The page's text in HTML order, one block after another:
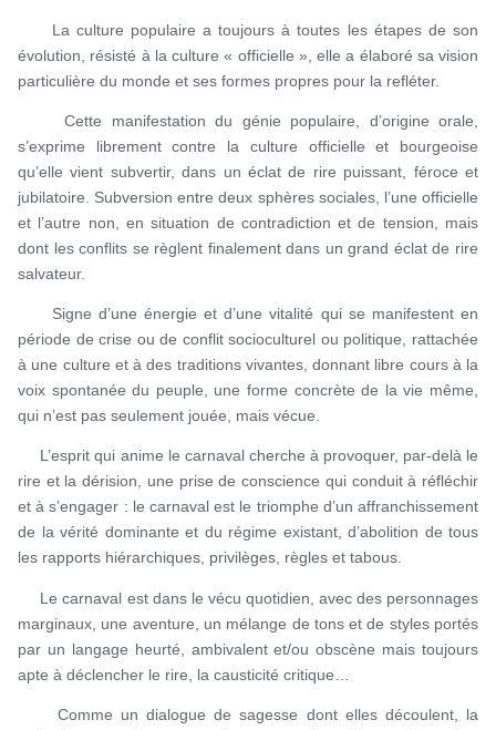
La culture populaire a toujours à toutes les étapes de son
évolution, résisté à la culture « officielle », elle a élaboré sa vision
particulière du monde et ses formes propres pour la refléter.
Cette manifestation du génie populaire, d’origine orale,
s’exprime librement contre la culture officielle et bourgeoise
qu’elle vient subvertir, dans un éclat de rire puissant, féroce et
jubilatoire. Subversion entre deux sphères sociales, l’une officielle
et l’autre non, en situation de contradiction et de tension, mais
dont les conflits se règlent finalement dans un grand éclat de rire
salvateur.
Signe d’une énergie et d’une vitalité qui se manifestent en
période de crise ou de conflit socioculturel ou politique, rattachée
à une culture et à des traditions vivantes, donnant libre cours à la
voix spontanée du peuple, une forme concrète de la vie même,
qui n’est pas seulement jouée, mais vécue.
L’esprit qui anime le carnaval cherche à provoquer, par-delà le
rire et la dérision, une prise de conscience qui conduit à réfléchir
et à s’engager : le carnaval est le triomphe d’un affranchissement
de la vérité dominante et du régime existant, d’abolition de tous
les rapports hiérarchiques, privilèges, règles et tabous.
Le carnaval est dans le vécu quotidien, avec des personnages
marginaux, une aventure, un mélange de tons et de styles portés
par un langage heurté, ambivalent et/ou obscène mais toujours
apte à déclencher le rire, la causticité critique…
Comme un dialogue de sagesse dont elles découlent, la